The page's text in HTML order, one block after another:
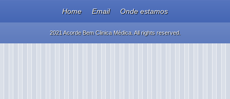
Home Email Onde estamos
2021 Acorde Bem Clinica Médica. All rights reserved.